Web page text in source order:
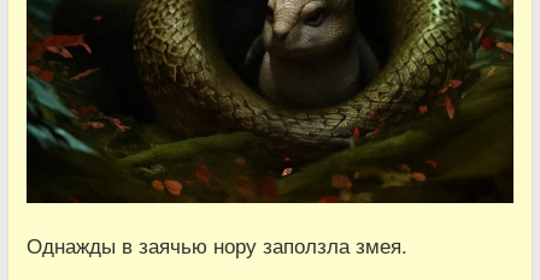
Однажды в заячью нору заползла змея.